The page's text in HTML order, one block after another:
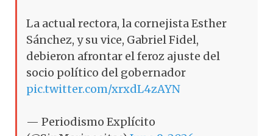
La actual rectora, la cornejista Esther
Sánchez, y su vice, Gabriel Fidel,
debieron afrontar el feroz ajuste del
socio político del gobernador
pic.twitter.com/xrxdL4zAYN
— Periodismo Explícito